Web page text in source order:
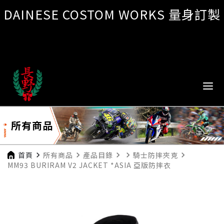
DAINESE COSTOM WORKS 量身訂製
所有商品
首頁 navigate_next 所有商品 navigate_next 產品目錄 navigate_next navigate_next 騎士防摔夾克 navigate_next
MM93 BURIRAM V2 JACKET *ASIA 亞版防摔衣